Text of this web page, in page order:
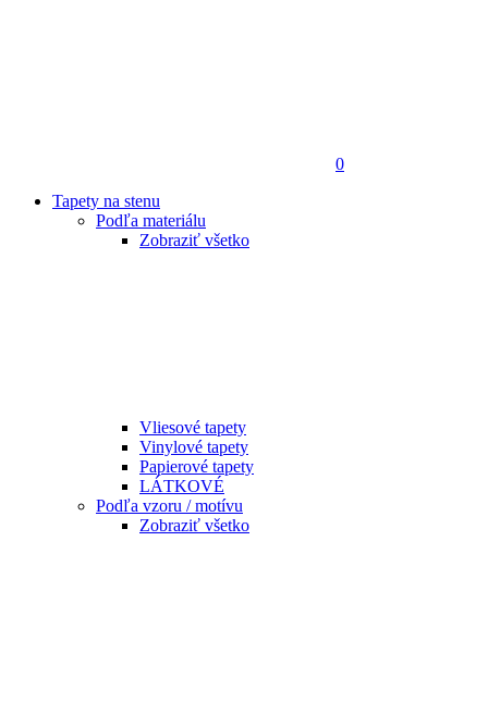
0
Tapety na stenu
Podľa materiálu
Zobraziť všetko
Vliesové tapety
Vinylové tapety
Papierové tapety
LÁTKOVÉ
Podľa vzoru / motívu
Zobraziť všetko